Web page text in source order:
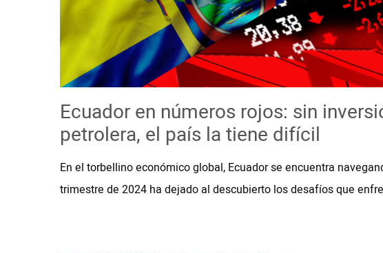
NEWSLETTERSEcuador en números rojos: sin
petrolera, el país la tiene difícil
En el torbellino económico global, Ecuador se encuentra
trimestre de 2024 ha dejado al descubierto los desafíos que